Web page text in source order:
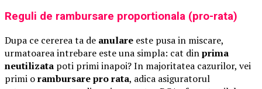
Reguli de rambursare proportionala (pro-rata)
Dupa ce cererea ta de anulare este pusa in miscare,
urmatoarea intrebare este una simpla: cat dinprima
neutilizata poti primi inapoi? In majoritatea cazurilor, vei
primi orambursare pro rata, adica asiguratorul